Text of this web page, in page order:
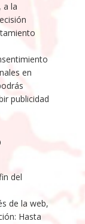
a la
en
publicidad
del
de la web,
Hasta